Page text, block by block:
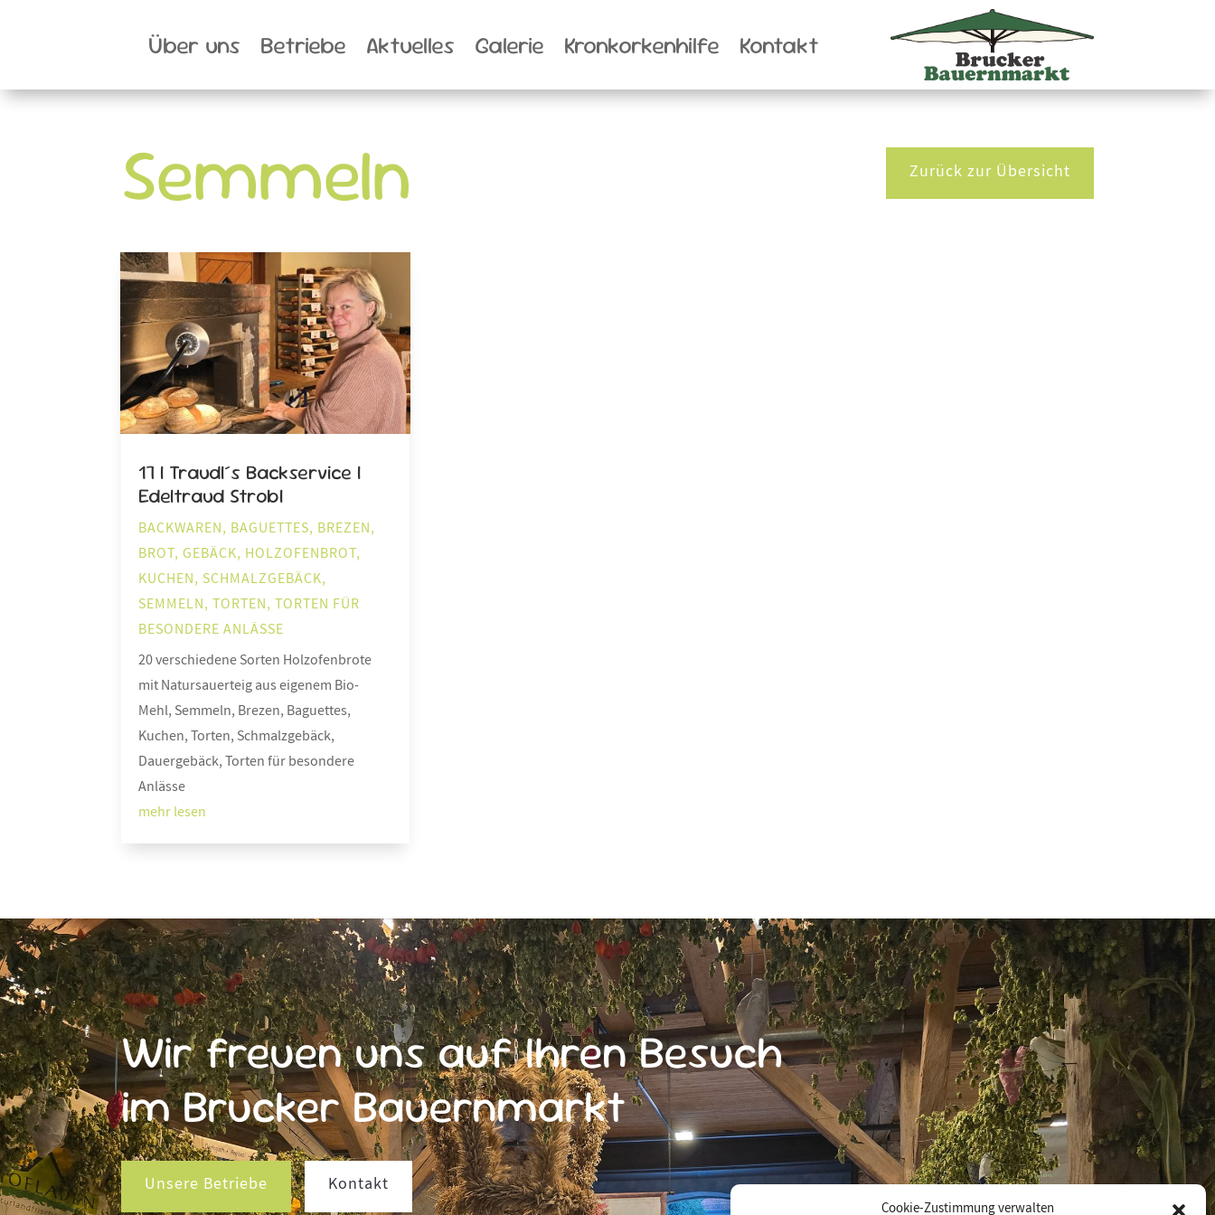
Cookie-Zustimmung verwalten
Über uns Betriebe Aktuelles Galerie Kronkorkenhilfe Kontakt
Semmeln Zurück zur Übersicht
17 | Traudl´s Backservice |
Edeltraud Strobl
BACKWAREN, BAGUETTES, BREZEN,
BROT,GEBÄCK, HOLZOFENBROT,
KUCHEN, SCHMALZGEBÄCK,
SEMMELN,TORTEN,TORTEN FÜR
BESONDERE ANLÄSSE
20 verschiedene Sorten Holzofenbrote
mit Natursauerteig aus eigenem Bio-
Mehl, Semmeln, Brezen, Baguettes,
Kuchen, Torten, Schmalzgebäck,
Dauergebäck, Torten für besondere
Anlässe
mehr lesen
Wir freuen uns auf Ihren Besuch
im Brucker Bauernmarkt
Unsere Betriebe Kontakt